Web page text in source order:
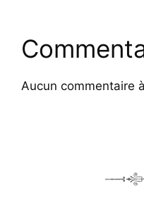
Aucun commentaire